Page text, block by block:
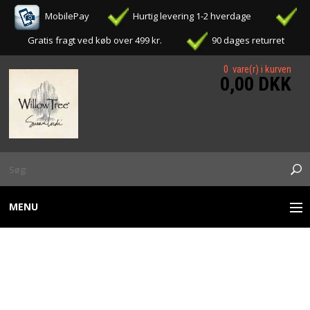
MobilePay
Hurtig levering 1-2 hverdage
Gratis fragt ved køb over 499 kr.
90 dages returret
0 vare(r) i kurven
0,00 DKK
MENU